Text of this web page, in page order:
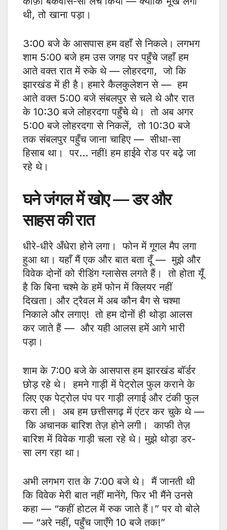
थी, तो खाना पड़ा।
3:00 बजे के आसपास हम वहाँ से निकले। लगभग
शाम 5:00 बजे हम उस जगह पर पहुँचे जहाँ हम
आते वक्त रात में रुके थे — लोहरदगा, जो कि
झारखंड में ही है। हमारे कैलकुलेशन से — हम
आते वक्त 5:00 बजे संबलपुर से चले थे और रात
के 10:30 बजे लोहरदगा पहुँचे थे। तो अब अगर
5:00 बजे लोहरदगा से निकलें, तो 10:30 बजे
तक संबलपुर पहुँच जाना चाहिए — सीधा-सा
हिसाब था। पर… नहीं! हम हाईवे रोड पर बढ़े जा
रहे थे।
घने जंगल में खोए — डर और
साहस की रात
धीरे-धीरे अँधेरा होने लगा। फोन में गूगल मैप लगा
हुआ था। यहाँ मैं एक और बात बता दूँ — मुझे और
विवेक दोनों को रीडिंग ग्लासेस लगते हैं। तो होता यूँ
है कि बिना चश्मे के हमें फोन में क्लियर नहीं
दिखता। और ट्रैवल में अब कौन बैग से चश्मा
निकाले और लगाए! तो हम दोनों ही थोड़ा आलस
कर जाते हैं — और यही आलस हमें आगे भारी
पड़ा।
शाम के 7:00 बजे के आसपास हम झारखंड बॉर्डर
छोड़ रहे थे। हमने गाड़ी में पेट्रोल फुल कराने के
लिए एक पेट्रोल पंप पर गाड़ी लगाई और टंकी फुल
करा ली। अब हम छत्तीसगढ़ में एंटर कर चुके थे —
कि अचानक बारिश तेज़ होने लगी। काफी तेज़
बारिश में विवेक गाड़ी चला रहे थे। मुझे थोड़ा डर-
सा लग रहा था।
अभी लगभग रात के 7:00 बजे थे। मैं जानती थी
कि विवेक मेरी बात नहीं मानेंगे, फिर भी मैंने उनसे
कहा — “कहीं होटल में रुक जाते हैं।” पर वो बोले
— “अरे नहीं, पहुँच जाएँगे 10 बजे तक!”